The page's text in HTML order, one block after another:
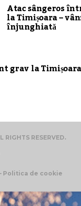
Atac sângeros
la Timișoara –
înjunghiată
grav la Timișoara
RIGHTS RESERVED.
Politica de cookie